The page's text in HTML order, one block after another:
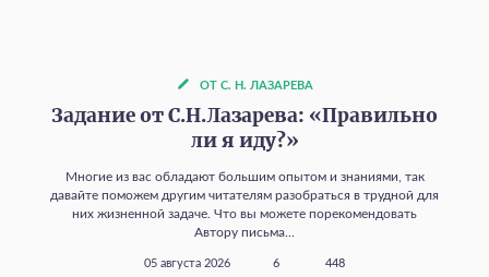
ОТ С. Н. ЛАЗАРЕВА
Задание от С.Н.Лазарева: «Правильно
ли я иду?»
Многие из вас обладают большим опытом и знаниями, так
давайте поможем другим читателям разобраться в трудной для
них жизненной задаче. Что вы можете порекомендовать
Автору письма...
05 августа 2026 6 448